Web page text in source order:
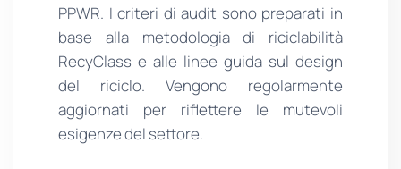
PPWR. I criteri di audit sono preparati in
base alla metodologia di riciclabilità
RecyClass e alle linee guida sul design
del riciclo. Vengono regolarmente
aggiornati per riflettere le mutevoli
esigenze del settore.